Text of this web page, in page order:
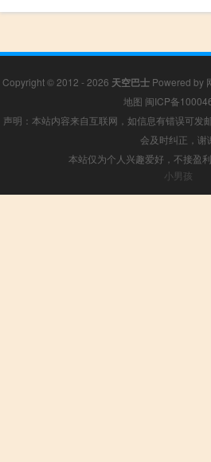
Copyright © 2012 - 2026 天空巴士 Powered by
地图 闽ICP备
声明：本站内容来自互联网，如信息有错误可发
会及时纠正，谢
本站仅为个人兴趣爱好，不接盈
小男孩